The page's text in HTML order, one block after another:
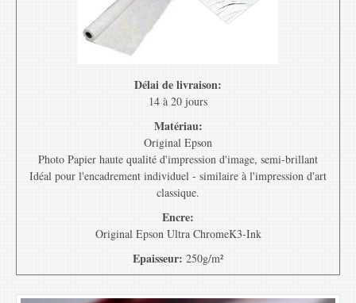
Délai de livraison:
14 à 20 jours
Matériau:
Original Epson
Photo Papier haute qualité d'impression d'image, semi-brillant
Idéal pour l'encadrement individuel - similaire à l'impression d'art
classique.
Encre:
Original Epson Ultra ChromeK3-Ink
Epaisseur: 250g/m²